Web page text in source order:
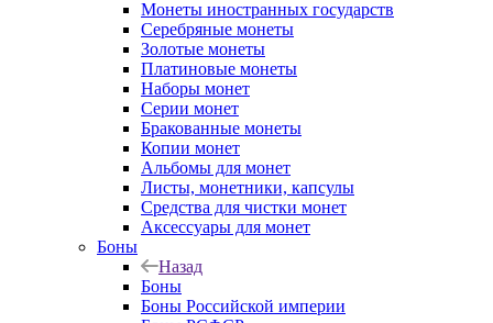
Монеты иностранных государств
Серебряные монеты
Золотые монеты
Платиновые монеты
Наборы монет
Серии монет
Бракованные монеты
Копии монет
Альбомы для монет
Листы, монетники, капсулы
Средства для чистки монет
Аксессуары для монет
Боны
Назад
Боны
Боны Российской империи